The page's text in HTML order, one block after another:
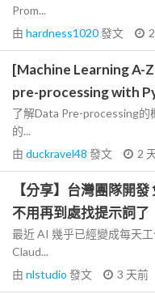
Prom...
由 hardness1020發文
[Machine Learning A-
pre-processing with
了解Data Pre-processing
的...
由 duckravel48 發文 2
【分享】台灣團隊開
不用再到處找提示詞了
最近 AI 幾乎已經變成每天
Claud...
由 nlstudio 發文 3 天前